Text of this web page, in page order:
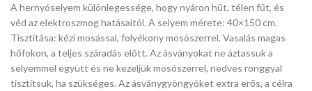
A hernyóselyem különlegessége, hogy nyáron hűt, télen fűt, és
véd az elektroszmog hatásaitól. A selyem mérete: 40×150 cm.
Tisztítása: kézi mosással, folyékony mosószerrel. Vasalás magas
hőfokon, a teljes száradás előtt. Az ásványokat ne áztassuk a
selyemmel együtt és ne kezeljük mosószerrel, nedves ronggyal
tisztítsuk, ha szükséges. Az ásványgyöngyöket extra erős, a célra